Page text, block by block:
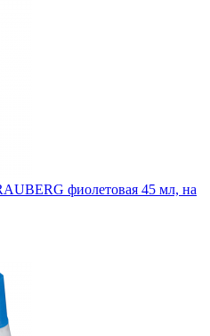
фиолетовая 45 мл, на